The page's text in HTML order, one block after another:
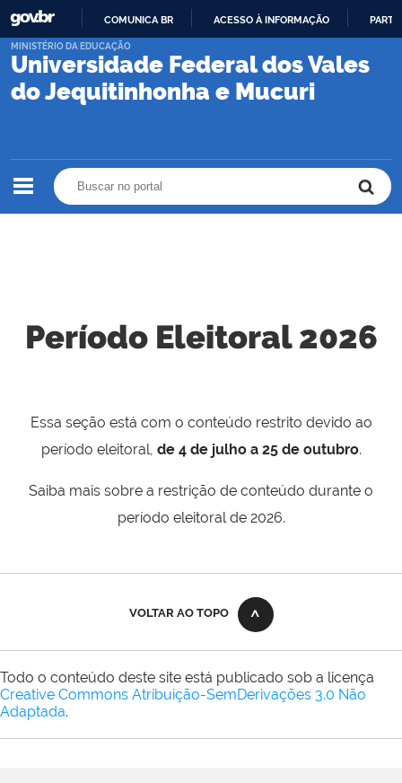
PARA
CONTEÚDO
COMUNICA BR ACESSO À INFORMAÇÃO
Universidade Federal dos Vales
do Jequitinhonha e Mucuri
MINISTÉRIO DA EDUCAÇÃO
Período Eleitoral 2026
Essa seção está com o conteúdo restrito devido ao
período eleitoral, de 4 de julho a 25 de outubro.
Saiba mais sobre a restrição de conteúdo durante o
período eleitoral de 2026.
VOLTAR AO TOPO
Todo o conteúdo deste site está publicado sob a licença
Creative Commons Atribuição-SemDerivações 3.0 Não
Adaptada.